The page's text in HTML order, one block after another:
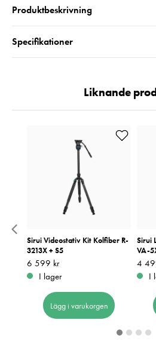
Produktbeskrivning
Specifikationer
Liknande
Sirui Videostativ Kit Kolfiber R-
3213X + S5
Pris:6 599 kr
6 599 kr
I lager
Lägg i varukorgen
Sirui
VA-
Pris:
4
I